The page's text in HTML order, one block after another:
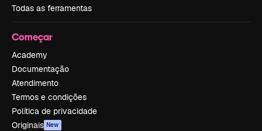
Todas as ferramentas
Começar
Academy
Documentação
Atendimento
Termos e condições
Política de privacidade
Originais New